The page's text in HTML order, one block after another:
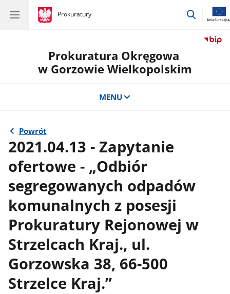
gov.pl
Prokuratury
gov.pl
Prokuratury
przejdź
Prokuratura Okręgowa
w Gorzowie Wielkopolskim
MENU
Powrót
2021.04.13 - Zapytanie
ofertowe - „Odbiór
segregowanych odpadów
komunalnych z posesji
Prokuratury Rejonowej w
Strzelcach Kraj., ul.
Gorzowska 38, 66-500
Strzelce Kraj.”